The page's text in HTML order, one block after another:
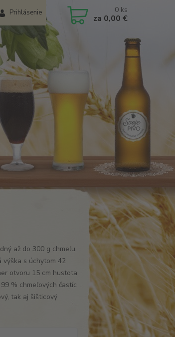
Prihlásenie 0 ks
za 0,00 €
až do 300 g chmeľu.
výška s úchytom 42
otvoru 15 cm hustota
% chmeľových častíc
tak aj šišticový